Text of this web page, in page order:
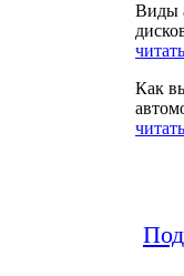
Виды
Как